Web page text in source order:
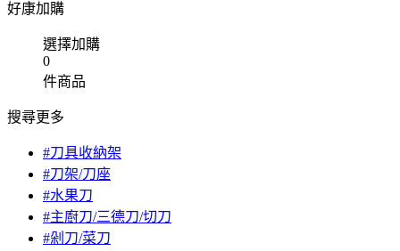
好康加購
選擇加購
0
件商品
搜尋更多
#刀具收納架
#刀架/刀座
#水果刀
#主廚刀/三德刀/切刀
#剁刀/菜刀